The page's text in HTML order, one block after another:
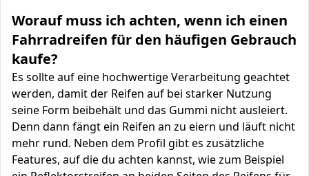
Worauf muss ich achten, wenn ich einen
Fahrradreifen für den häufigen Gebrauch
kaufe?
Es sollte auf eine hochwertige Verarbeitung geachtet
werden, damit der Reifen auf bei starker Nutzung
seine Form beibehält und das Gummi nicht ausleiert.
Denn dann fängt ein Reifen an zu eiern und läuft nicht
mehr rund. Neben dem Profil gibt es zusätzliche
Features, auf die du achten kannst, wie zum Beispiel